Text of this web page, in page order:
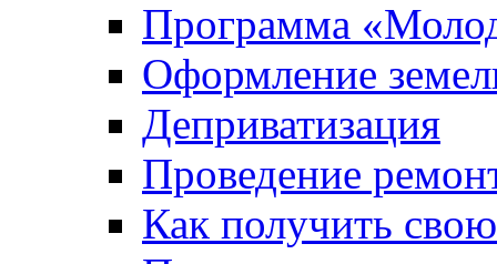
Программа
Оформление
Деприватизация
Проведение
Как получить